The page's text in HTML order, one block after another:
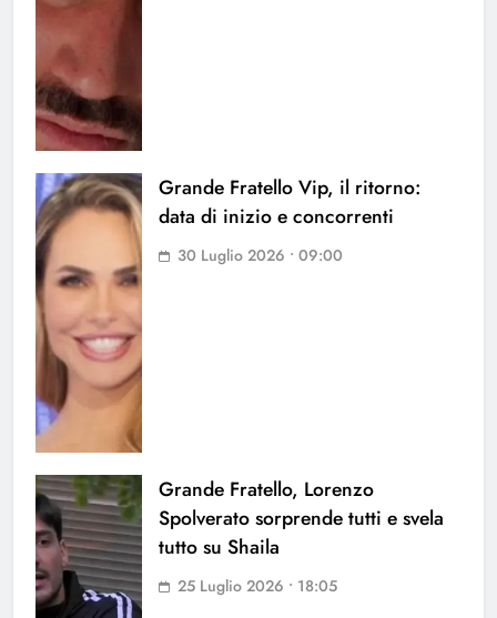
Grande Fratello Vip, il ritorno:
data di inizio e concorrenti
30 Luglio 2026 • 09:00
Grande Fratello, Lorenzo
Spolverato sorprende tutti e svela
tutto su Shaila
25 Luglio 2026 • 18:05